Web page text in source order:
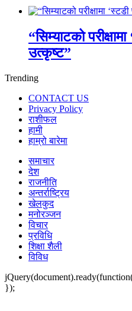
“सिम्याटको
उत्कृष्ट”
Trending
CONTACT US
Privacy Policy
राशीफल
हामी
हाम्रो बारेमा
समाचार
देश
राजनीति
अन्तर्राष्ट्रिय
खेलकुद
मनोरञ्जन
विचार
प्रविधि
शिक्षा शैली
विविध
});